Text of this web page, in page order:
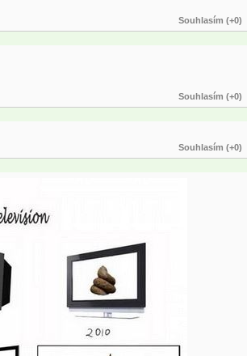
Souhlasím (+0)
Souhlasím (+0)
Souhlasím (+0)